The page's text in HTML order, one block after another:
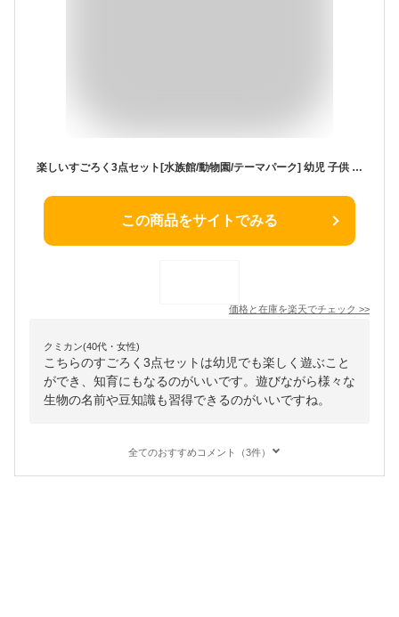
楽しいすごろく3点セット[水族館/動物園/テーマパーク] 幼児 子供 ボードゲーム カード ゲーム 知育玩具 キッズ 小学生 カードゲーム 小学生 室内
この商品をサイトでみる
価格と在庫を楽天でチェック >>
クミカン(40代・女性)
こちらのすごろく3点セットは幼児でも楽しく遊ぶこと
ができ、知育にもなるのがいいです。遊びながら様々な
生物の名前や豆知識も習得できるのがいいですね。
全てのおすすめコメント（3件）